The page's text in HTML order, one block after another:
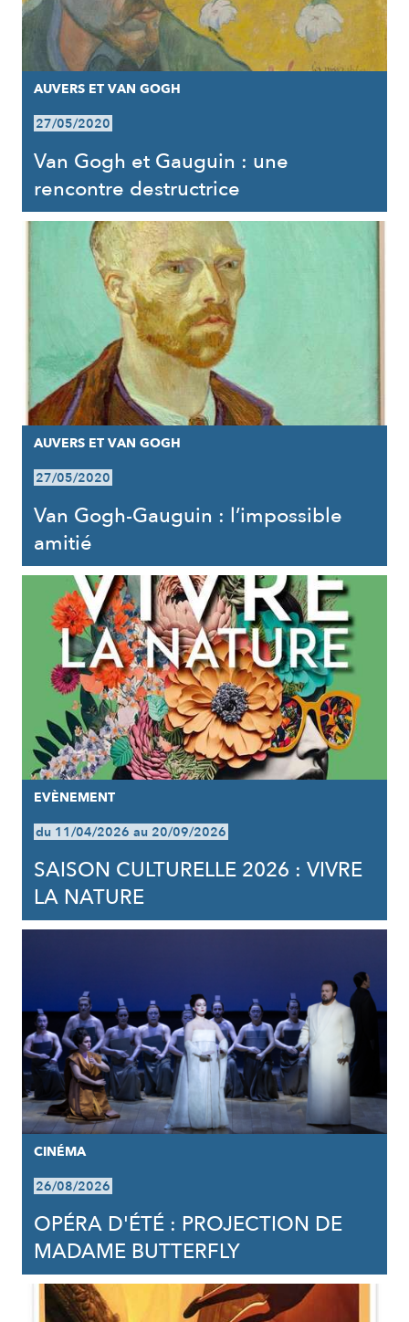
AUVERS ET VAN GOGH
27/05/2020
Van Gogh et Gauguin : une
rencontre destructrice
AUVERS ET VAN GOGH
27/05/2020
Van Gogh-Gauguin : l’impossible
amitié
EVÈNEMENT
du 11/04/2026 au 20/09/2026
SAISON CULTURELLE 2026 : VIVRE
LA NATURE
CINÉMA
26/08/2026
OPÉRA D'ÉTÉ : PROJECTION DE
MADAME BUTTERFLY